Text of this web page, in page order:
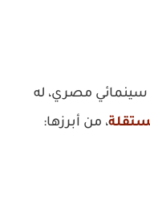
مصري، له
، من أبرزها: